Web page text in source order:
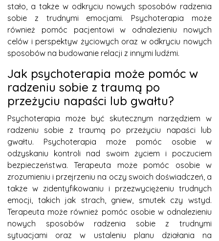
stało, a także w odkryciu nowych sposobów radzenia
sobie z trudnymi emocjami. Psychoterapia może
również pomóc pacjentowi w odnalezieniu nowych
celów i perspektyw życiowych oraz w odkryciu nowych
sposobów na budowanie relacji z innymi ludźmi.
Jak psychoterapia może pomóc w
radzeniu sobie z traumą po
przeżyciu napaści lub gwałtu?
Psychoterapia może być skutecznym narzędziem w
radzeniu sobie z traumą po przeżyciu napaści lub
gwałtu. Psychoterapia może pomóc osobie w
odzyskaniu kontroli nad swoim życiem i poczuciem
bezpieczeństwa. Terapeuta może pomóc osobie w
zrozumieniu i przejrzeniu na oczy swoich doświadczeń, a
także w zidentyfikowaniu i przezwyciężeniu trudnych
emocji, takich jak strach, gniew, smutek czy wstyd.
Terapeuta może również pomóc osobie w odnalezieniu
nowych sposobów radzenia sobie z trudnymi
sytuacjami oraz w ustaleniu planu działania na